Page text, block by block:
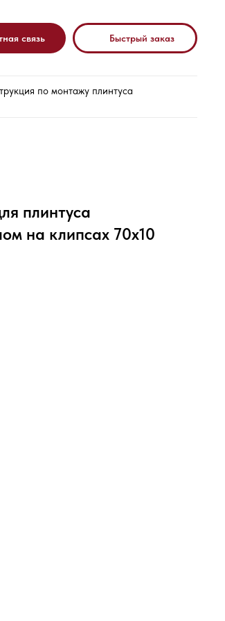
связь Быстрый заказ
по монтажу плинтуса
плинтуса
на клипсах 70х10